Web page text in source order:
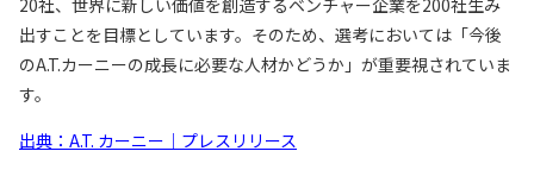
20社、世界に新しい価値を創造するベンチャー企業を200社生み
出すことを目標としています。そのため、選考においては「今後
のA.T.カーニーの成長に必要な人材かどうか」が重要視されていま
す。
出典：A.T. カーニー｜プレスリリース